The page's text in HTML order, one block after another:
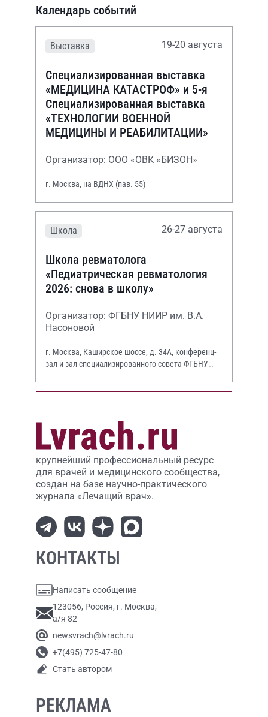
Календарь событий
Выставка 19-20 августа
Специализированная выставка
«МЕДИЦИНА КАТАСТРОФ» и 5-я
Специализированная выставка
«ТЕХНОЛОГИИ ВОЕННОЙ
МЕДИЦИНЫ И РЕАБИЛИТАЦИИ»
Организатор: ООО «ОВК «БИЗОН»
г. Москва, на ВДНХ (пав. 55)
Школа 26-27 августа
Школа ревматолога
«Педиатрическая ревматология
2026: снова в школу»
Организатор: ФГБНУ НИИР им. В.А.
Насоновой
г. Москва, Каширское шоссе, д. 34А, конференц-
зал и зал специализированного совета ФГБНУ
крупнейший профессиональный ресурс
для врачей и медицинского сообщества,
создан на базе научно-практического
журнала «Лечащий врач».
КОНТАКТЫ
Написать сообщение
123056, Россия, г. Москва,
а/я 82
newsvrach@lvrach.ru
+7(495) 725-47-80
Стать автором
РЕКЛАМА